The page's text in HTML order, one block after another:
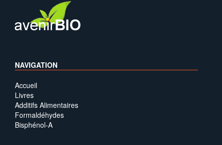
NAVIGATION
Accueil
Livres
Additifs Alimentaires
Formaldéhydes
Bisphénol-A